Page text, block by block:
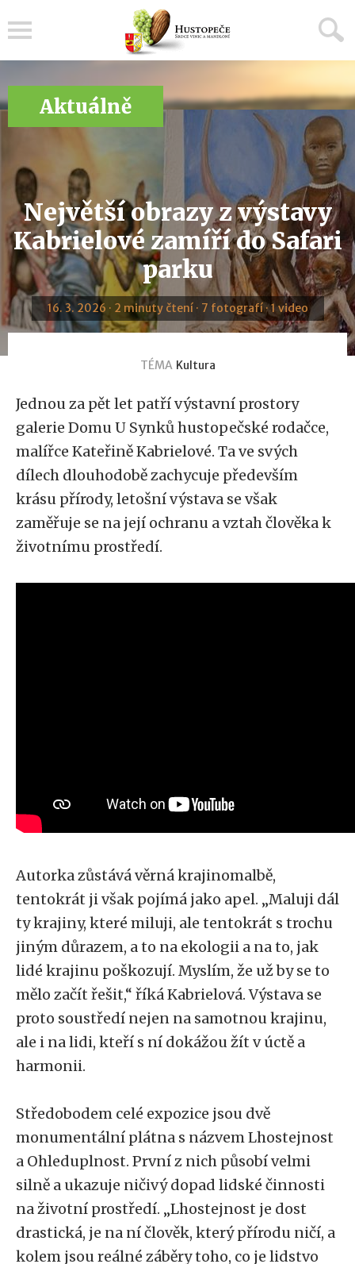
Aktuálně
Největší obrazy z výstavy
Kabrielové zamíří do Safari
parku
16. 3. 2026 · 2 minuty čtení · 7 fotografí · 1 video
TÉMA Kultura
Jednou za pět let patří výstavní prostory
galerie Domu U Synků hustopečské rodačce,
malířce Kateřině Kabrielové. Ta ve svých
dílech dlouhodobě zachycuje především
krásu přírody, letošní výstava se však
zaměřuje se na její ochranu a vztah člověka k
životnímu prostředí.
Autorka zůstává věrná krajinomalbě,
tentokrát ji však pojímá jako apel. „Maluji dál
ty krajiny, které miluji, ale tentokrát s trochu
jiným důrazem, a to na ekologii a na to, jak
lidé krajinu poškozují. Myslím, že už by se to
mělo začít řešit,“ říká Kabrielová. Výstava se
proto soustředí nejen na samotnou krajinu,
ale i na lidi, kteří s ní dokážou žít v úctě a
harmonii.
Středobodem celé expozice jsou dvě
monumentální plátna s názvem Lhostejnost
a Ohleduplnost. První z nich působí velmi
silně a ukazuje ničivý dopad lidské činnosti
na životní prostředí. „Lhostejnost je dost
drastická, je na ní člověk, který přírodu ničí, a
kolem jsou reálné záběry toho, co je lidstvo